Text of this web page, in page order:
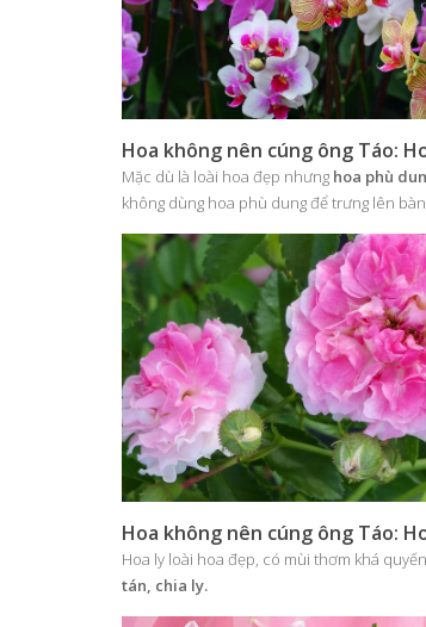
Hoa không nên cúng ông Táo:
Mặc dù là loài hoa đẹp nhưng hoa phù
không dùng hoa phù dung để trưng lên
Hoa không nên cúng ông Táo:
Hoa ly loài hoa đẹp, có mùi thơm khá
tán, chia ly.